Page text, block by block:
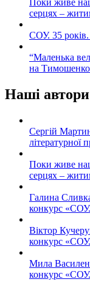
Поки живе
серцях –
СОУ. 35 років.
“Маленька
на Тимошенко
Наші автори
Сергій
літературної
Поки живе
серцях –
Галина
конкурс «СОУ.
Віктор
конкурс «СОУ.
Мила
конкурс «СОУ.